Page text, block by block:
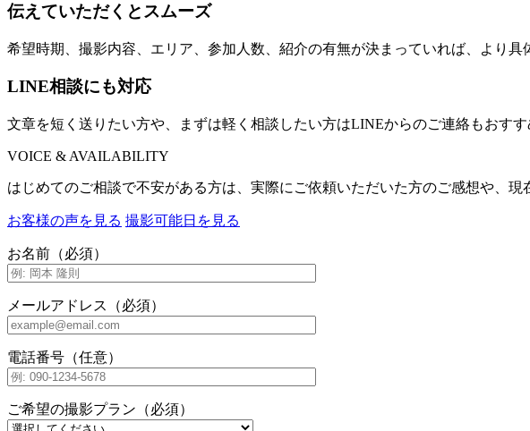
伝えていただくとスムーズ
希望時期、撮影内容、エリア、参加人数、紹介の有無が決まっていれば、より具
LINE相談にも対応
文章を短く送りたい方や、まずは軽く相談したい方はLINEからのご連絡もおすす
VOICE & AVAILABILITY
はじめてのご相談で不安がある方は、実際にご依頼いただいた方のご感想や、現
お客様の声を見る 撮影可能日を見る
お名前（必須）
メールアドレス（必須）
電話番号（任意）
ご希望の撮影プラン（必須）